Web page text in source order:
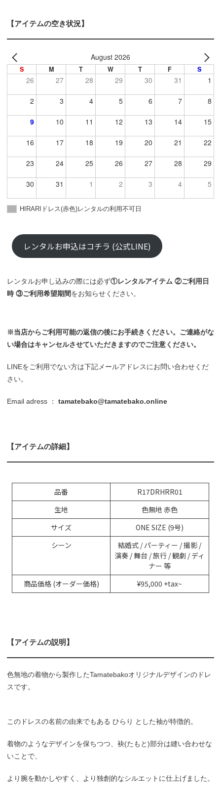
【アイテムの空き状況】
August 2026
S M T W T F S
26 27 28 29 30 31 1
2 3 4 5 6 7 8
9 10 11 12 13 14 15
16 17 18 19 20 21 22
23 24 25 26 27 28 29
30 31 1 2 3 4 5
HIRARIドレス(赤色)レンタルの利用不可日
レンタルお申込はコチラ (公式LINE)
レンタルお申し込みの際には必ず①レンタルアイテム ②ご利用日
時 ③ご利用希望期間をお知らせください。
※当店からご利用可能の返信の後にお手続きください。ご連絡がな
い場合はキャンセルさせていただきますのでご注意ください。
LINEをご利用でない方は下記メールアドレスにお問い合わせくだ
さい。
Email adress ： tamatebako@tamatebako.online
【アイテムの詳細】
品番
R17DRHRR01
生地
色無地 赤色
サイズ
ONE SIZE (9号)
シーン
結婚式 / パーティー / 撮影 /
演奏 / 舞台 / 旅行 / 観劇 / ディ
ナー 等
商品価格 (オーダー価格)
¥95,000 +tax~
【アイテムの説明】
色無地の着物から製作したTamatebakoオリジナルデザインのドレ
スです。
このドレスの名前の由来でもある ひらり とした袖が特徴的。
着物のようなデザインを保ちつつ、袂(たもと)部分は縫い合わせな
いことで、
より腕を動かしやすく、より独創的なシルエットに仕上げました。